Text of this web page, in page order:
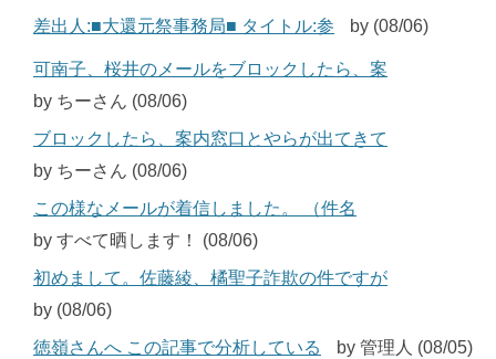
差出人:■大還元祭事務局■ タイトル:参
by (08/06)
可南子、桜井のメールをブロックしたら、案
by ちーさん (08/06)
ブロックしたら、案内窓口とやらが出てきて
by ちーさん (08/06)
この様なメールが着信しました。 （件名
by すべて晒します！ (08/06)
初めまして。佐藤綾、橘聖子詐欺の件ですが
by (08/06)
徳嶺さんへ この記事で分析している
by 管理人 (08/05)